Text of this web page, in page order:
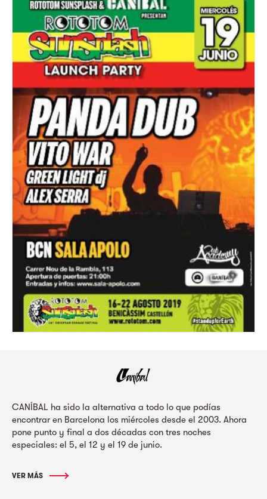
CANÍBAL ha sido la alternativa a todo lo que podías
encontrar en Barcelona los miércoles desde el 2003. Ahora
pone punto y final a dos décadas con tres noches
especiales: el 5, el 12 y el 19 de junio.
VER MÁS